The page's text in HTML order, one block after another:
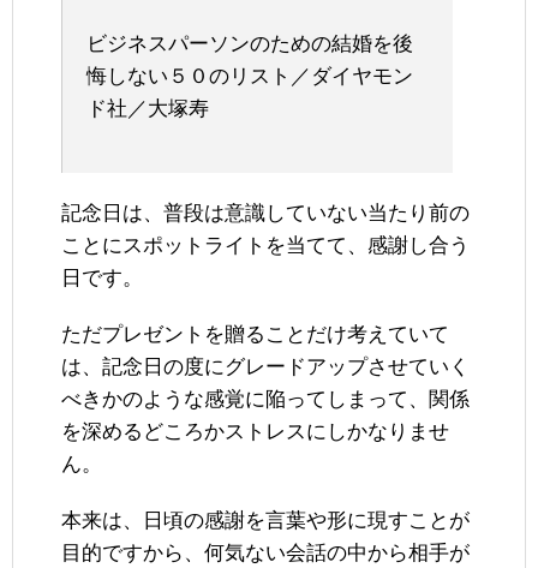
ビジネスパーソンのための結婚を後
悔しない５０のリスト／ダイヤモン
ド社／大塚寿
記念日は、普段は意識していない当たり前の
ことにスポットライトを当てて、感謝し合う
日です。
ただプレゼントを贈ることだけ考えていて
は、記念日の度にグレードアップさせていく
べきかのような感覚に陥ってしまって、関係
を深めるどころかストレスにしかなりませ
ん。
本来は、日頃の感謝を言葉や形に現すことが
目的ですから、何気ない会話の中から相手が